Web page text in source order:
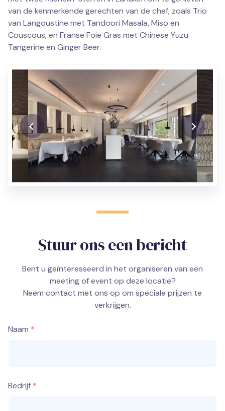
van de kenmerkende gerechten van de chef, zoals Trio
van Langoustine met Tandoori Masala, Miso en
Couscous, en Franse Foie Gras met Chinese Yuzu
Tangerine en Ginger Beer.
Stuur ons een bericht
Bent u geïnteresseerd in het organiseren van een
meeting of event op deze locatie?
Neem contact met ons op om speciale prijzen te
verkrijgen.
Naam
Bedrijf